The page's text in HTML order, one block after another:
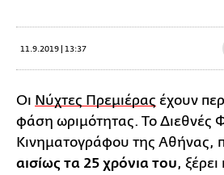
11.9.2019 | 13:37
Oι Νύχτες Πρεμιέρας έχουν
φάση ωριμότητας. Το Διεθνές
Κινηματογράφου της Αθήνας,
αισίως τα 25 χρόνια του, ξέρει